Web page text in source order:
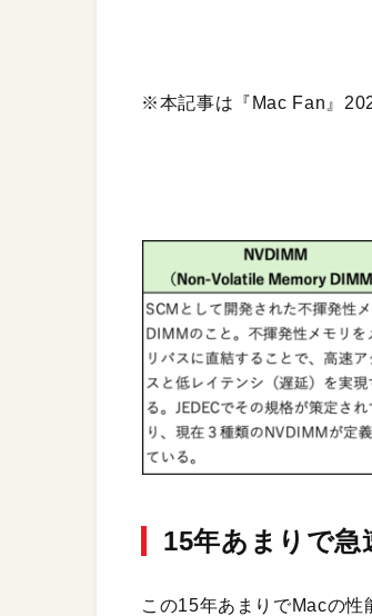
※本記事は『Mac Fan』
15年あまりで
この15年あまりでMacの